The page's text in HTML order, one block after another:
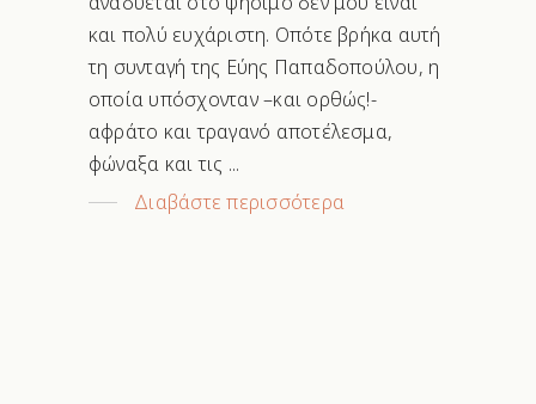
και πολύ ευχάριστη. Οπότε βρήκα αυτή
τη συνταγή της Εύης Παπαδοπούλου, η
οποία υπόσχονταν –και ορθώς!-
αφράτο και τραγανό αποτέλεσμα,
φώναξα και τις
Διαβάστε περισσότερα